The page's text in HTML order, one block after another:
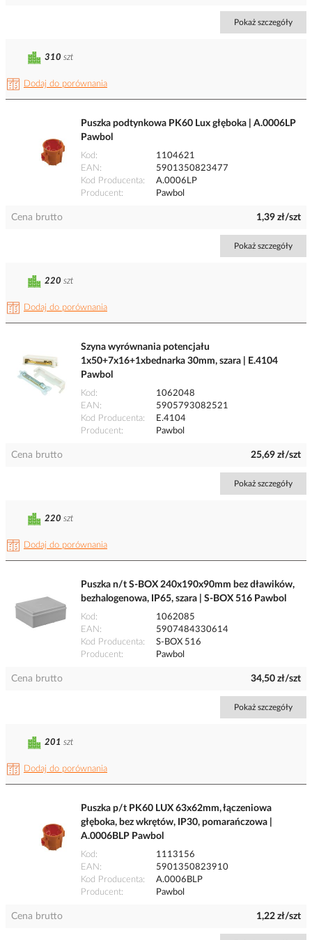
Pokaż szczegóły
Dodaj do porównania
310 szt
Puszka podtynkowa PK60 Lux głęboka | A.0006LP
Pawbol
Kod
1104621
EAN
5901350823477
Kod Producenta
A.0006LP
Producent
Pawbol
Cena brutto 1,39 zł/szt
Pokaż szczegóły
Dodaj do porównania
220 szt
Szyna wyrównania potencjału
1x50+7x16+1xbednarka 30mm, szara | E.4104
Pawbol
Kod
1062048
EAN
5905793082521
Kod Producenta
E.4104
Producent
Pawbol
Cena brutto 25,69 zł/szt
Pokaż szczegóły
Dodaj do porównania
220 szt
Puszka n/t S-BOX 240x190x90mm bez dławików,
bezhalogenowa, IP65, szara | S-BOX 516 Pawbol
Kod
1062085
EAN
5907484330614
Kod Producenta
S-BOX 516
Producent
Pawbol
Cena brutto 34,50 zł/szt
Pokaż szczegóły
Dodaj do porównania
201 szt
Puszka p/t PK60 LUX 63x62mm, łączeniowa
głęboka, bez wkrętów, IP30, pomarańczowa |
A.0006BLP Pawbol
Kod
1113156
EAN
5901350823910
Kod Producenta
A.0006BLP
Producent
Pawbol
Cena brutto 1,22 zł/szt